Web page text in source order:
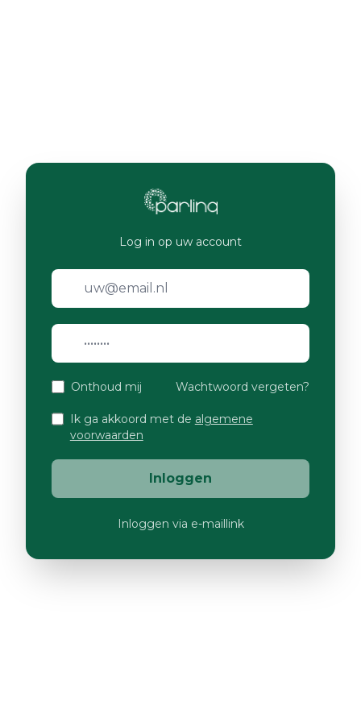
Log in op uw account
Onthoud mij Wachtwoord vergeten?
Ik ga akkoord met de algemene
voorwaarden
Inloggen
Inloggen via e-maillink